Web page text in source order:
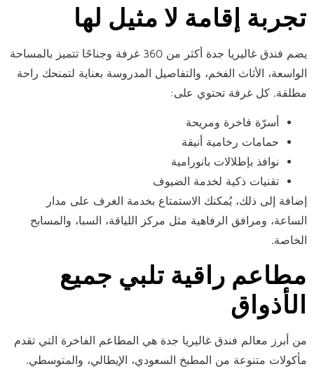
تجربة إقامة لا مثيل لها
يضم فندق غاليريا جدة أكثر من 360 غرفة وجناحًا تتميز بالمساحة
الواسعة، الأثاث الفخم، والتفاصيل المدروسة بعناية لتمنحك راحة
مطلقة. كل غرفة تحتوي على:
أسرّة فاخرة ومريحة
حمامات رخامية أنيقة
نوافذ بإطلالات بانورامية
تقنيات ذكية لخدمة الضيوف
إضافة إلى ذلك، يُمكنك الاستمتاع بخدمة الغرف على مدار
الساعة، ومرافق الرفاهية مثل مركز اللياقة، السبا، والمسابح
الخاصة.
مطاعم راقية تلبي جميع
الأذواق
من أبرز معالم فندق غاليريا جدة هي المطاعم الفاخرة التي تقدم
مأكولات متنوعة من المطبخ السعودي، الإيطالي، والمتوسطي.